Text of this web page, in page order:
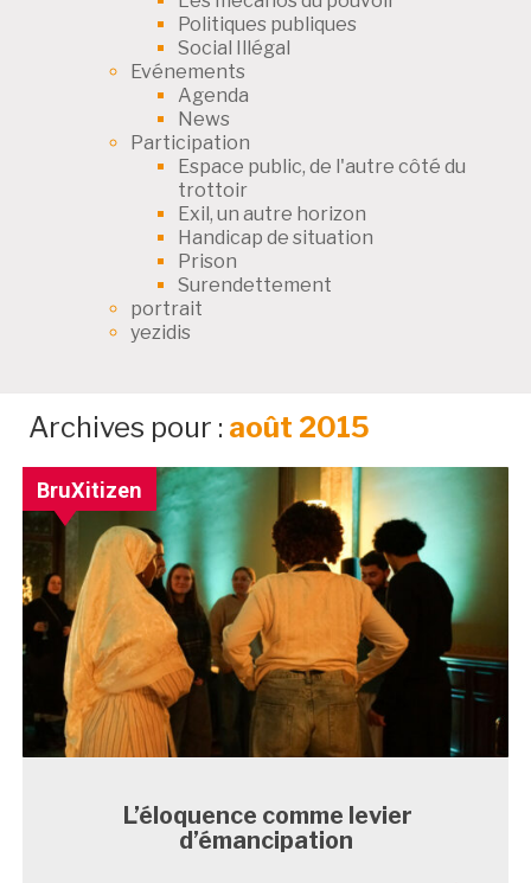
Politiques publiques
Social Illégal
Evénements
Agenda
News
Participation
Espace public, de l'autre côté du
trottoir
Exil, un autre horizon
Handicap de situation
Prison
Surendettement
portrait
yezidis
Archives pour : août 2015
BruXitizen
L’éloquence comme levier
d’émancipation